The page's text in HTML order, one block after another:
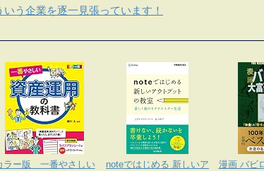
う企業を逐一見張っています！
ラー版 一番やさしい
noteではじめる 新しいア
漫画 バビ